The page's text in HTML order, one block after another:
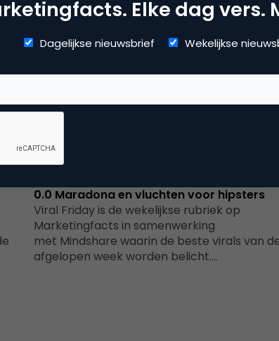
0.0 Maradona en vluchten voor hipsters
Viral Friday is de wekelijkse rubriek op
Marketingfacts in samenwerking
met Mindshare waarin de beste virals van
afgelopen week worden belicht.…
Elke dag vers.
Dagelijkse nieuwsbrief Wekelijkse